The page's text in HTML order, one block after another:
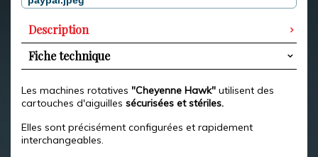
Description
Fiche technique
Les machines rotatives "Cheyenne Hawk" utilisent des
cartouches d'aiguilles sécurisées et stériles.
Elles sont précisément configurées et rapidement
interchangeables.